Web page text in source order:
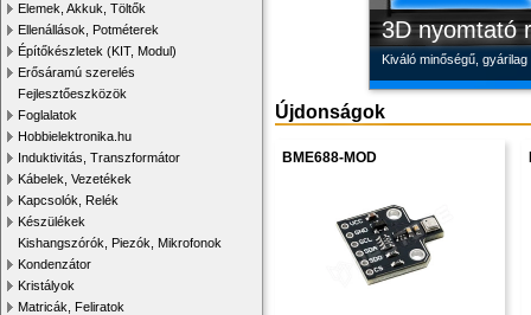
Elemek, Akkuk, Töltők
Ellenállások, Potméterek
Építőkészletek (KIT, Modul)
Erősáramú szerelés
Fejlesztőeszközök
Foglalatok
Hobbielektronika.hu
Induktivitás, Transzformátor
Kábelek, Vezetékek
Kapcsolók, Relék
Készülékek
Kishangszórók, Piezók, Mikrofonok
Kondenzátor
Kristályok
Matricák, Feliratok
3D nyomtató
Kiváló minőségű,
Újdonságok
BME688-MOD